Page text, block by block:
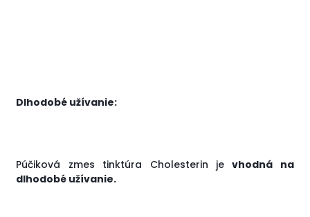
Dlhodobé užívanie:
Púčiková zmes tinktúra Cholesterin jevhodná na
dlhodobé užívanie.